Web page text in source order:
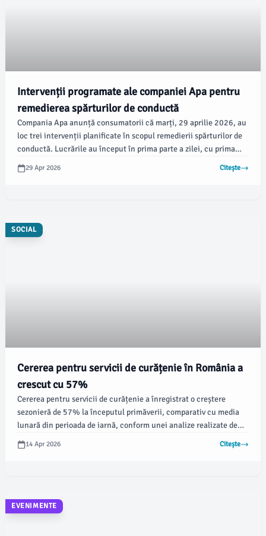
Intervenții programate ale companiei Apa pentru
remedierea spărturilor de conductă
Compania Apa anunță consumatorii că marți, 29 aprilie 2026, au
loc trei intervenții planificate în scopul remedierii spărturilor de
conductă. Lucrările au început în prima parte a zilei, cu prima
raportare realizată la ora 07:30, și se află în stadiul de „În lucru”.
29 Apr 2026 Citește
SOCIAL
Cererea pentru servicii de curățenie în România a
crescut cu 57%
Cererea pentru servicii de curățenie a înregistrat o creștere
sezonieră de 57% la începutul primăverii, comparativ cu media
lunară din perioada de iarnă, conform unei analize realizate de
platforma HomeRun. Cele mai populare servicii au inclus
curățenia la domiciliu, ce a reprezentat 53,6% din totalul
14 Apr 2026 Citește
EVENIMENTE